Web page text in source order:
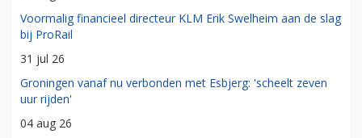
Voormalig financieel directeur KLM Erik Swelheim aan de slag
bij ProRail
31 jul 26
Groningen vanaf nu verbonden met Esbjerg: 'scheelt zeven
uur rijden'
04 aug 26